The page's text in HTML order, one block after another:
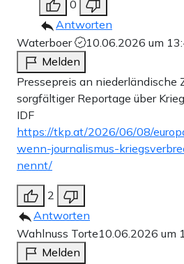
0
Antworten
Waterboer
10.06.2026 um
Melden
Pressepreis an niederländische
sorgfältiger Reportage über
IDF
https://tkp.at/2026/06/08/
wenn-journalismus-
nennt/
2
Antworten
Wahlnuss Torte10.06.2026 um
Melden